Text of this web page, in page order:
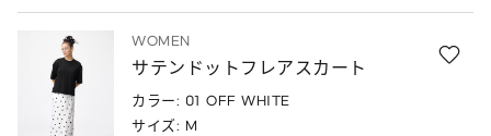
WOMEN
サテンドットフレアスカート
カラー: 01 OFF WHITE
サイズ: M